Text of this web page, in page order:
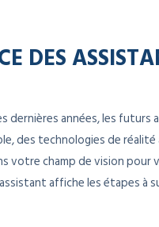
DES
dernières années, les
des technologies de
champ de vision pour
affiche les étapes à